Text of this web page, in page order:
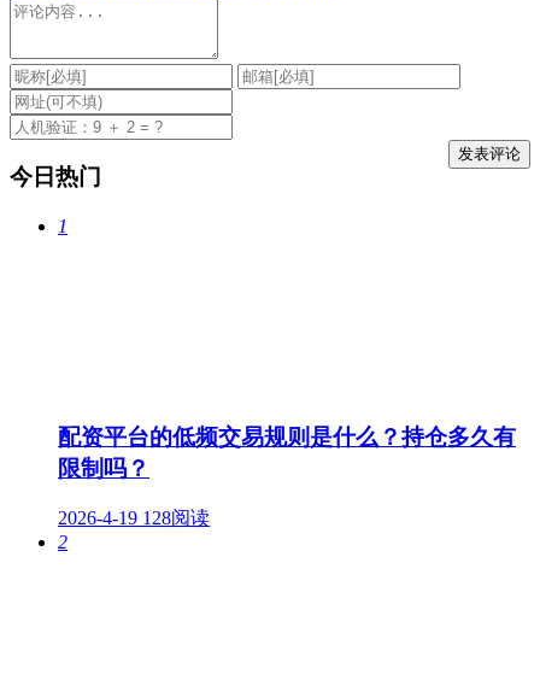
今日热门
1
配资平台的低频交易规则是什么？持仓多久有
限制吗？
2026-4-19 128阅读
2